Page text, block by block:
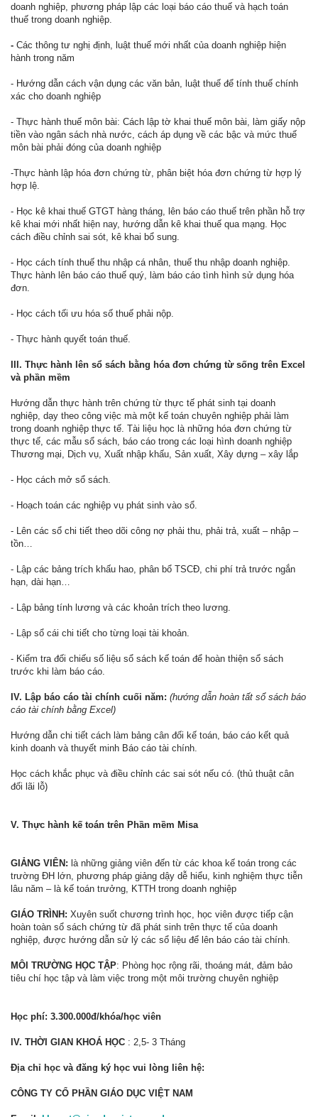
doanh nghiệp, phương pháp lập các loại báo cáo thuế và hạch toán
thuế trong doanh nghiệp.
- Các thông tư nghị định, luật thuế mới nhất của doanh nghiệp hiện
hành trong năm
- Hướng dẫn cách vận dụng các văn bản, luật thuế để tính thuế chính
xác cho doanh nghiệp
- Thực hành thuế môn bài: Cách lập tờ khai thuế môn bài, làm giấy nộp
tiền vào ngân sách nhà nước, cách áp dụng về các bậc và mức thuế
môn bài phải đóng của doanh nghiệp
-Thực hành lập hóa đơn chứng từ, phân biệt hóa đơn chứng từ hợp lý
hợp lệ.
- Học kê khai thuế GTGT hàng tháng, lên báo cáo thuế trên phần hỗ trợ
kê khai mới nhất hiện nay, hướng dẫn kê khai thuế qua mạng. Học
cách điều chỉnh sai sót, kê khai bổ sung.
- Học cách tính thuế thu nhập cá nhân, thuế thu nhập doanh nghiệp.
Thực hành lên báo cáo thuế quý, làm báo cáo tình hình sử dụng hóa
đơn.
- Học cách tối ưu hóa số thuế phải nộp.
- Thực hành quyết toán thuế.
III. Thực hành lên sổ sách bằng hóa đơn chứng từ sống trên Excel
và phần mềm
Hướng dẫn thực hành trên chứng từ thực tế phát sinh tại doanh
nghiệp, dạy theo công việc mà một kế toán chuyên nghiệp phải làm
trong doanh nghiệp thực tế. Tài liệu học là những hóa đơn chứng từ
thực tế, các mẫu sổ sách, báo cáo trong các loại hình doanh nghiệp
Thương mại, Dịch vụ, Xuất nhập khấu, Sản xuất, Xây dựng – xây lắp
- Học cách mở sổ sách.
- Hoạch toán các nghiệp vụ phát sinh vào sổ.
- Lên các sổ chi tiết theo dõi công nợ phải thu, phải trả, xuất – nhập –
tồn…
- Lập các bảng trích khấu hao, phân bổ TSCĐ, chi phí trả trước ngắn
hạn, dài hạn…
- Lập bảng tính lương và các khoản trích theo lương.
- Lập sổ cái chi tiết cho từng loại tài khoản.
- Kiểm tra đối chiếu số liệu sổ sách kế toán để hoàn thiện sổ sách
trước khi làm báo cáo.
IV. Lập báo cáo tài chính cuối năm: (hướng dẫn hoàn tất sổ sách báo
cáo tài chính bằng Excel)
Hướng dẫn chi tiết cách làm bảng cân đối kế toán, báo cáo kết quả
kinh doanh và thuyết minh Báo cáo tài chính.
Học cách khắc phục và điều chỉnh các sai sót nếu có. (thủ thuật cân
đối lãi lỗ)
V. Thực hành kế toán trên Phần mềm Misa
GIẢNG VIÊN: là những giảng viên đến từ các khoa kế toán trong các
trường ĐH lớn, phương pháp giảng dậy dễ hiểu, kinh nghiệm thực tiễn
lâu năm – là kế toán trưởng, KTTH trong doanh nghiệp
GIÁO TRÌNH: Xuyên suốt chương trình học, học viên được tiếp cận
hoàn toàn sổ sách chứng từ đã phát sinh trên thực tế của doanh
nghiệp, được hướng dẫn sử lý các sổ liệu để lên báo cáo tài chính.
MÔI TRƯỜNG HỌC TẬP: Phòng học rộng rãi, thoáng mát, đảm bảo
tiêu chí học tập và làm việc trong một môi trường chuyên nghiệp
Học phí: 3.300.000đ/khóa/học viên
IV. THỜI GIAN KHOÁ HỌC : 2,5- 3 Tháng
Địa chỉ học và đăng ký học vui lòng liên hệ:
CÔNG TY CỔ PHẦN GIÁO DỤC VIỆT NAM